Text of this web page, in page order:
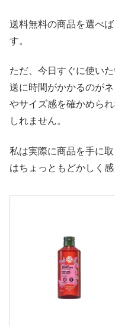
送料無料の商品を選べ
す。
ただ、今日すぐに使い
送に時間がかかるのが
やサイズ感を確かめら
しれません。
私は実際に商品を手に
はちょっともどかしく感